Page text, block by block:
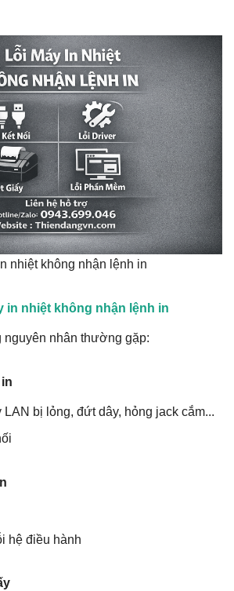
nhiệt không nhận lệnh in
in nhiệt không nhận lệnh in
nhân thường gặp:
LAN bị lỏng, đứt dây, hỏng jack cắm...
hệ điều hành